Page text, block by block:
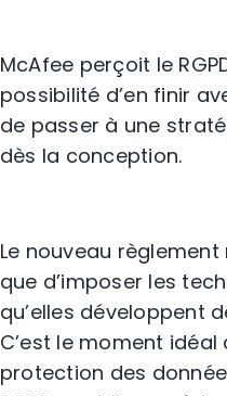
McAfee perçoit le
possibilité d’en finir
de passer à une
dès la conception.
Le nouveau
que d’imposer les
qu’elles développent
C’est le moment
protection des